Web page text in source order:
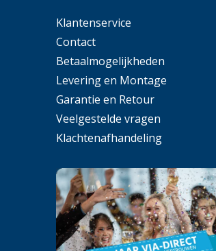
Klantenservice
Contact
Betaalmogelijkheden
Levering en Montage
Garantie en Retour
Veelgestelde vragen
Klachtenafhandeling